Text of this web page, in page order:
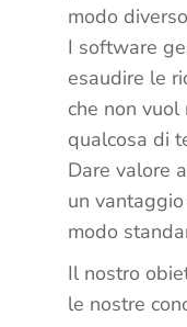
modo
I software
esaudire le
che non
qualcosa di
Dare valore
un
modo
Il nostro
le nostre